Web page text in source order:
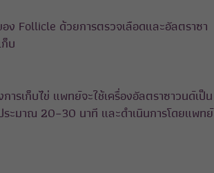
ง Follicle ด้วยการตรวจเลือดและอัลตราซา
บ
รเก็บไข่ แพทย์จะใช้เครื่องอัลตราซาวนด์เป็น
ระมาณ 20–30 นาที และดำเนินการโดยแพทย์